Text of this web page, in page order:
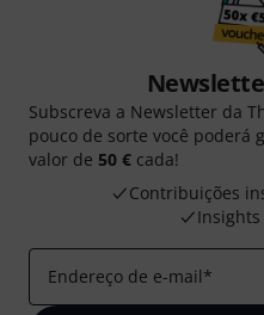
Subscreva a Newsletter da
pouco de sorte você poderá
valor de 50 € cada!
Contribuições
Endereço de e-mail*